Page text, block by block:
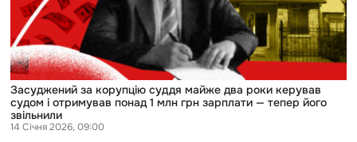
керував
судом
отримував
понад
млн
грн
зарплати
Засуджений за корупцію суддя майже два роки керував
судом і отримував понад 1 млн грн зарплати — тепер його
звільнили
14 Січня 2026, 09:00